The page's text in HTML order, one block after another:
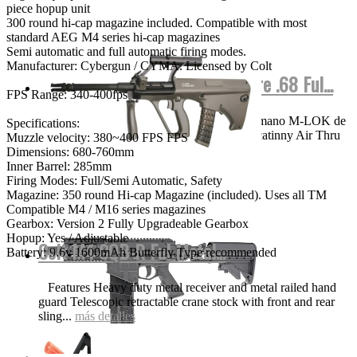
M17 COLOR Negra Valken Calibre .68 Ful...
VIDEO Funciones y detalles Protector de mano M-LOK de
aluminio ligero de 8.25 pulgadas con riel Picatinny Air Thru
Stock | Culata...más detalles
Colt M4 CQB-R Ful Metal...
Features Heavy duty metal receiver and metal railed hand
guard Telescopic retractable crane stock with front and rear
sling... más detalles
piece hopup unit
300 round hi-cap magazine included. Compatible with most
standard AEG M4 series hi-cap magazines
Semi automatic and full automatic firing modes.
Manufacturer: Cybergun / CYMA. Licensed by Colt
FPS Range: 340-400fps
Specifications:
Muzzle velocity: 380~400 FPS FPS
Dimensions: 680-760mm
Inner Barrel: 285mm
Firing Modes: Full/Semi Automatic, Safety
Magazine: 350 round Hi-cap Magazine (included). Uses all TM
Compatible M4 / M16 series magazines
Gearbox: Version 2 Fully Upgradeable Gearbox
Hopup: Yes / Adjustable
Battery: 9.6v 1600mAh Butterfly Type recommended